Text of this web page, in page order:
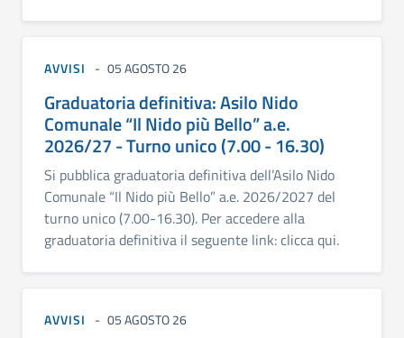
AVVISI 05 AGOSTO 26
Graduatoria definitiva: Asilo Nido
Comunale “Il Nido più Bello” a.e.
2026/27 - Turno unico (7.00 - 16.30)
Si pubblica graduatoria definitiva dell’Asilo Nido
Comunale “Il Nido più Bello” a.e. 2026/2027 del
turno unico (7.00-16.30). Per accedere alla
graduatoria definitiva il seguente link: clicca qui.
AVVISI 05 AGOSTO 26